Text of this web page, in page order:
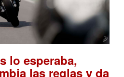
lo esperaba,
las reglas y da